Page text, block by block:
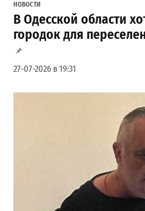
НОВОСТИ
В Одесской области
городок для
27-07-2026 в 19:31